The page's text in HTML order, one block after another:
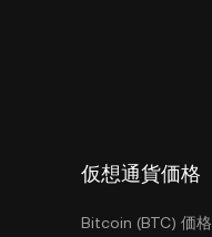
仮想通貨価格
Bitcoin (BTC) 価格